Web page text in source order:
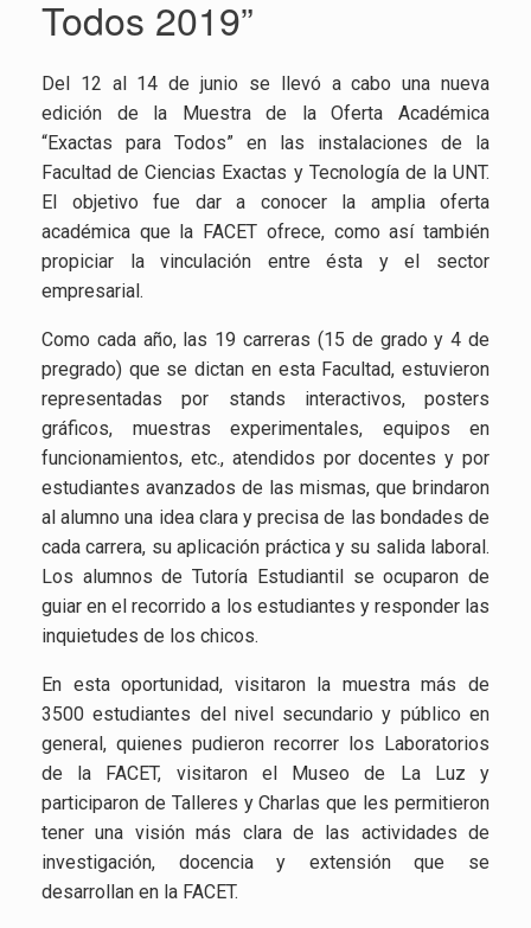
Todos 2019”
Del 12 al 14 de junio se llevó a cabo una nueva
edición de la Muestra de la Oferta Académica
“Exactas para Todos” en las instalaciones de la
Facultad de Ciencias Exactas y Tecnología de la UNT.
El objetivo fue dar a conocer la amplia oferta
académica que la FACET ofrece, como así también
propiciar la vinculación entre ésta y el sector
empresarial.
Como cada año, las 19 carreras (15 de grado y 4 de
pregrado) que se dictan en esta Facultad, estuvieron
representadas por stands interactivos, posters
gráficos, muestras experimentales, equipos en
funcionamientos, etc., atendidos por docentes y por
estudiantes avanzados de las mismas, que brindaron
al alumno una idea clara y precisa de las bondades de
cada carrera, su aplicación práctica y su salida laboral.
Los alumnos de Tutoría Estudiantil se ocuparon de
guiar en el recorrido a los estudiantes y responder las
inquietudes de los chicos.
En esta oportunidad, visitaron la muestra más de
3500 estudiantes del nivel secundario y público en
general, quienes pudieron recorrer los Laboratorios
de la FACET, visitaron el Museo de La Luz y
participaron de Talleres y Charlas que les permitieron
tener una visión más clara de las actividades de
investigación, docencia y extensión que se
desarrollan en la FACET.